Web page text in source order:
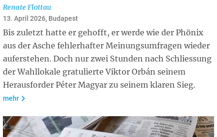
Renate Flottau
13. April 2026, Budapest
Bis zuletzt hatte er gehofft, er werde wie der Phönix
aus der Asche fehlerhafter Meinungsumfragen wieder
auferstehen. Doch nur zwei Stunden nach Schliessung
der Wahllokale gratulierte Viktor Orbán seinem
Herausforder Péter Magyar zu seinem klaren Sieg.
mehr